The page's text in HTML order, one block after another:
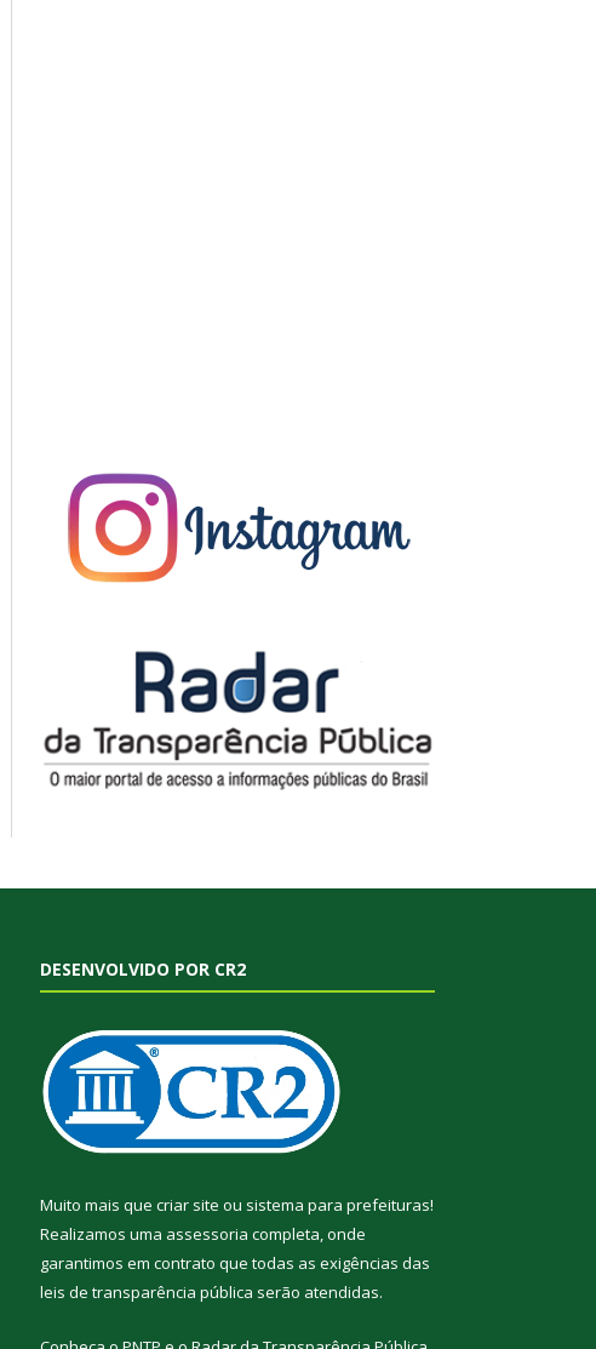
DESENVOLVIDO POR CR2
Muito mais que criar site ou sistema para prefeituras!
Realizamos uma assessoria completa, onde
garantimos em contrato que todas as exigências das
leis de transparência pública serão atendidas.